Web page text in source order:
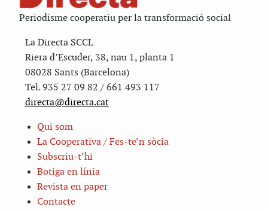
Periodisme cooperatiu per la transformació social
La Directa SCCL
Riera d’Escuder, 38, nau 1, planta 1
08028 Sants (Barcelona)
Tel. 935 27 09 82 / 661 493 117
directa@directa.cat
Qui som
La Cooperativa / Fes-te’n sòcia
Subscriu-t’hi
Botiga en línia
Revista en paper
Contacte